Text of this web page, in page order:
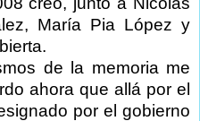
María Pia López y
de la memoria me
ahora que allá por el
por el gobierno